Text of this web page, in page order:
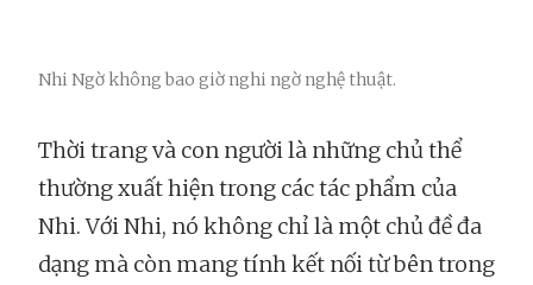
Nhi Ngờ không bao giờ nghi ngờ nghệ thuật.
Thời trang và con người là những chủ thể
thường xuất hiện trong các tác phẩm của
Nhi. Với Nhi, nó không chỉ là một chủ đề đa
dạng mà còn mang tính kết nối từ bên trong